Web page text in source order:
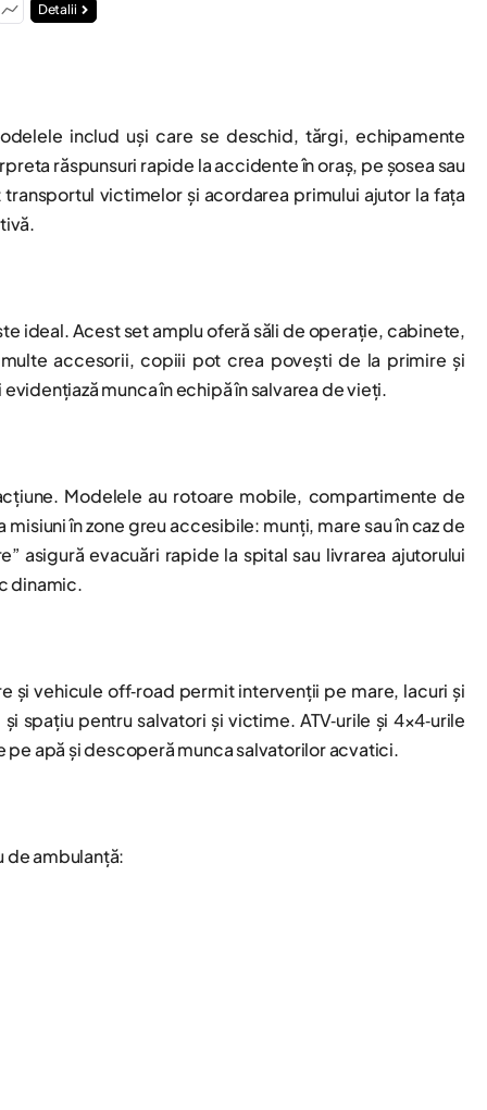
Detalii
includ uși care se deschid, tărgi, echipamente
răspunsuri rapide la accidente în oraș, pe șosea sau
victimelor și acordarea primului ajutor la fața
ideal. Acest set amplu oferă săli de operație, cabinete,
accesorii, copiii pot crea povești de la primire și
munca în echipă în salvarea de vieți.
Modelele au rotoare mobile, compartimente de
în zone greu accesibile: munți, mare sau în caz de
asigură evacuări rapide la spital sau livrarea ajutorului
dinamic.
și vehicule off‑road permit intervenții pe mare, lacuri și
pentru salvatori și victime. ATV‑urile și 4×4‑urile
apă și descoperă munca salvatorilor acvatici.
de ambulanță: